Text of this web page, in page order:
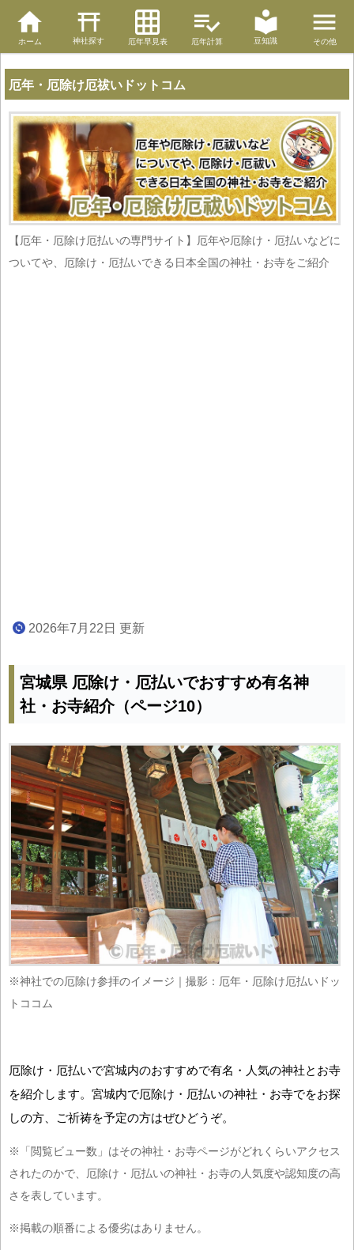
ホーム 神社探す 厄年早見表 厄年計算 豆知識 その他
厄年・厄除け厄祓いドットコム
【厄年・厄除け厄払いの専門サイト】厄年や厄除け・厄払いなどに
ついてや、厄除け・厄払いできる日本全国の神社・お寺をご紹介
2026年7月22日 更新
宮城県 厄除け・厄払いでおすすめ有名神
社・お寺紹介（ページ10）
※神社での厄除け参拝のイメージ｜撮影：厄年・厄除け厄払いドッ
トココム
厄除け・厄払いで宮城内のおすすめで有名・人気の神社とお寺
を紹介します。宮城内で厄除け・厄払いの神社・お寺でをお探
しの方、ご祈祷を予定の方はぜひどうぞ。
※「閲覧ビュー数」はその神社・お寺ページがどれくらいアクセス
されたのかで、厄除け・厄払いの神社・お寺の人気度や認知度の高
さを表しています。
※掲載の順番による優劣はありません。